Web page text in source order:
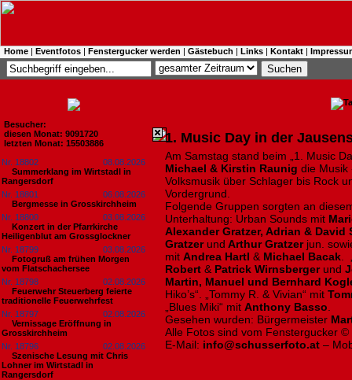
Home | Eventfotos | Fenstergucker werden | Gästebuch | Links | Kontakt |
Besucher:
diesen Monat: 9091720
letzten Monat: 15503886
Nr. 18802
08.08.2026
Summerklang im Wirtstadl in
Rangersdorf
Nr. 18801
06.08.2026
Bergmesse in Grosskirchheim
Nr. 18800
03.08.2026
Konzert in der Pfarrkirche
Heiligenblut am Grossglockner
Nr. 18799
03.08.2026
Fotogruß am frühen Morgen
vom Flatschachersee
Nr. 18798
02.08.2026
Feuerwehr Steuerberg feierte
traditionelle Feuerwehrfest
Nr. 18797
02.08.2026
Vernissage Eröffnung in
Grosskirchheim
Nr. 18796
02.08.2026
Szenische Lesung mit Chris
Lohner im Wirtstadl in
Rangersdorf
1. Music Day in der
Am Samstag stand beim „1. Music
Michael & Kirstin Raunig die Musik
Volksmusik über Schlager bis Rock
Vordergrund.
Folgende Gruppen sorgten an
Unterhaltung: Urban Sounds mit
Alexander Gratzer, Adrian &
Gratzer und Arthur Gratzerjun.
mit Andrea Hartl & Michael Bacak
Robert & Patrick Wirnsberger und
Martin, Manuel und Bernhard
Hiko’s“. „Tommy R. & Vivian“ mit
„Blues Miki“ mit Anthony Basso
Gesehen wurden: Bürgermeister
Alle Fotos sind vom Fenstergucker ©
E-Mail: info@schusserfoto.at –